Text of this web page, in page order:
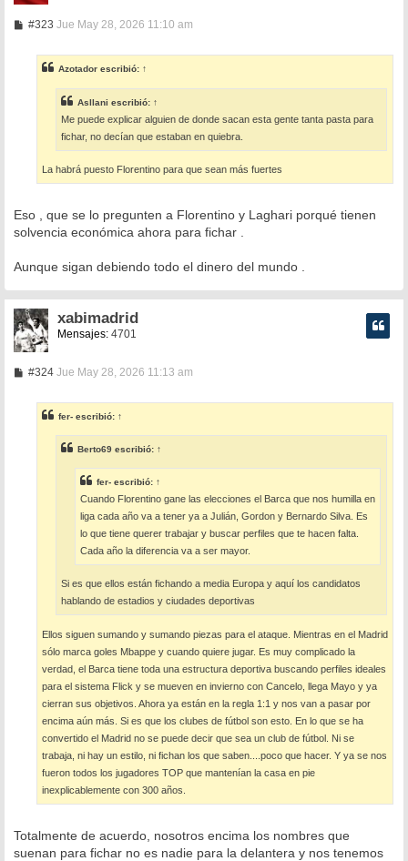
#323M
s
a
Jue May 28, 2026 11:10 am
Azotador escribió: ↑
Asllani escribió: ↑
Me puede explicar alguien de donde sacan esta gente tanta pasta para
fichar, no decían que estaban en quiebra.
La habrá puesto Florentino para que sean más fuertes
Eso , que se lo pregunten a Florentino y Laghari porqué tienen
solvencia económica ahora para fichar .
Aunque sigan debiendo todo el dinero del mundo .
xabimadrid
Mensajes:4701
#324M
s
a
Jue May 28, 2026 11:13 am
fer- escribió: ↑
Berto69 escribió: ↑
fer- escribió: ↑
Cuando Florentino gane las elecciones el Barca que nos humilla en
liga cada año va a tener ya a Julián, Gordon y Bernardo Silva. Es
lo que tiene querer trabajar y buscar perfiles que te hacen falta.
Cada año la diferencia va a ser mayor.
Si es que ellos están fichando a media Europa y aquí los candidatos
hablando de estadios y ciudades deportivas
Ellos siguen sumando y sumando piezas para el ataque. Mientras en el Madrid
sólo marca goles Mbappe y cuando quiere jugar. Es muy complicado la
verdad, el Barca tiene toda una estructura deportiva buscando perfiles ideales
para el sistema Flick y se mueven en invierno con Cancelo, llega Mayo y ya
cierran sus objetivos. Ahora ya están en la regla 1:1 y nos van a pasar por
encima aún más. Si es que los clubes de fútbol son esto. En lo que se ha
convertido el Madrid no se puede decir que sea un club de fútbol. Ni se
trabaja, ni hay un estilo, ni fichan los que saben....poco que hacer. Y ya se nos
fueron todos los jugadores TOP que mantenían la casa en pie
inexplicablemente con 300 años.
Totalmente de acuerdo, nosotros encima los nombres que
suenan para fichar no es nadie para la delantera y nos tenemos